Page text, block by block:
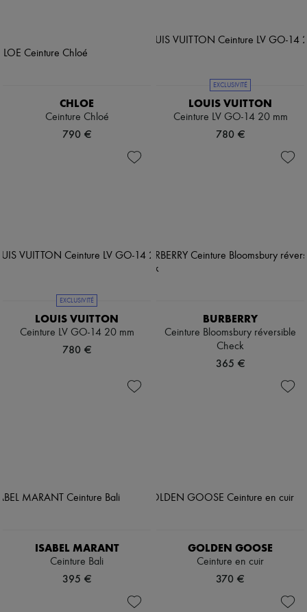
CHLOE
Ceinture Chloé
790 €
EXCLUSIVITÉ
LOUIS VUITTON
Ceinture LV GO-14 20 mm
780 €
EXCLUSIVITÉ
LOUIS VUITTON
Ceinture LV GO-14 20 mm
780 €
BURBERRY
Ceinture Bloomsbury réversible
Check
365 €
ISABEL MARANT
Ceinture Bali
395 €
GOLDEN GOOSE
Ceinture en cuir
370 €